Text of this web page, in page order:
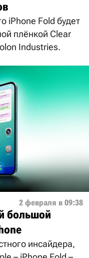
iPhone Fold будет
плёнкой Clear
Industries.
2 февраля в 09:38
большой
инсайдера,